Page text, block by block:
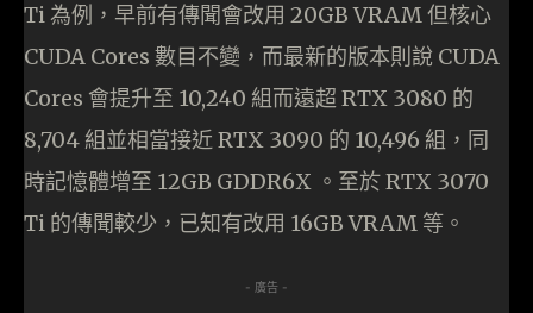
Ti 為例，早前有傳聞會改用 20GB VRAM 但核心
CUDA Cores 數目不變，而最新的版本則說 CUDA
Cores 會提升至 10,240 組而遠超 RTX 3080 的
8,704 組並相當接近 RTX 3090 的 10,496 組，同
時記憶體增至 12GB GDDR6X 。至於 RTX 3070
Ti 的傳聞較少，已知有改用 16GB VRAM 等。
- 廣告 -